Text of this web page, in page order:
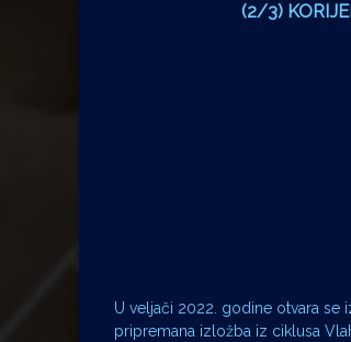
(2/3)
U veljači 2022. godine otvara se
pripremana izložba iz ciklusa